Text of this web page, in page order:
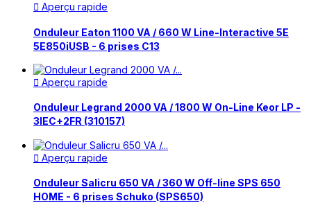
 Aperçu rapide
Onduleur Eaton 1100 VA / 660 W Line-Interactive 5E
5E850iUSB - 6 prises C13
 Aperçu rapide
Onduleur Legrand 2000 VA / 1800 W On-Line Keor LP -
3IEC+2FR (310157)
 Aperçu rapide
Onduleur Salicru 650 VA / 360 W Off-line SPS 650
HOME - 6 prises Schuko (SPS650)